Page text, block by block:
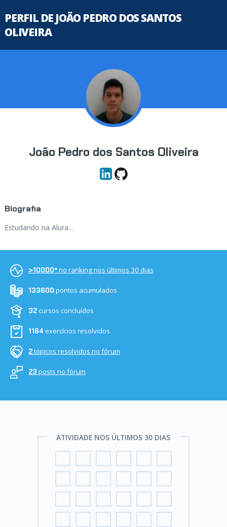
PERFIL DE JOÃO PEDRO DOS SANTOS
OLIVEIRA
João Pedro dos Santos Oliveira
Biografia
Estudando na Alura...
>10000ºno ranking nos últimos 30 dias
133600 pontos acumulados
32cursos concluídos
1164exercícios resolvidos
2tópicos resolvidos no fórum
23 posts no fórum
ATIVIDADE NOS ÚLTIMOS 30 DIAS